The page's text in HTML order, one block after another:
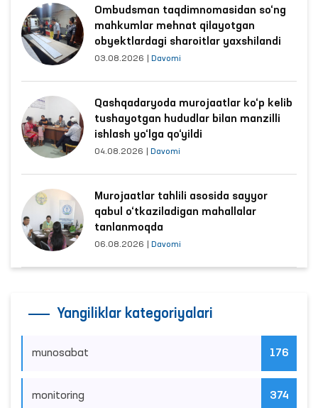
Ombudsman taqdimnomasidan so‘ng
mahkumlar mehnat qilayotgan
obyektlardagi sharoitlar yaxshilandi
03.08.2026 Davomi
Qashqadaryoda murojaatlar ko‘p kelib
tushayotgan hududlar bilan manzilli
ishlash yo‘lga qo‘yildi
04.08.2026 Davomi
Murojaatlar tahlili asosida sayyor
qabul o‘tkaziladigan mahallalar
tanlanmoqda
06.08.2026 Davomi
Yangiliklar kategoriyalari
munosabat 176
monitoring 374